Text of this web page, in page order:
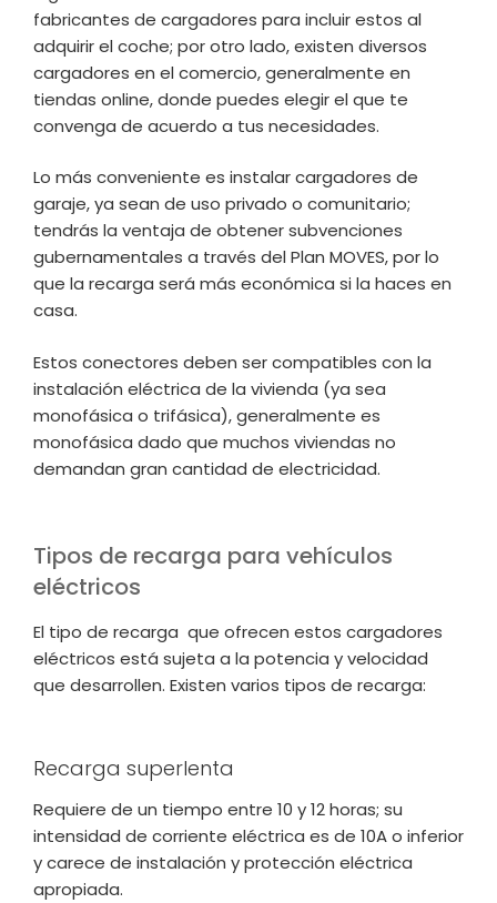
fabricantes de cargadores para incluir estos al
adquirir el coche; por otro lado, existen diversos
cargadores en el comercio, generalmente en
tiendas online, donde puedes elegir el que te
convenga de acuerdo a tus necesidades.
Lo más conveniente es instalar cargadores de
garaje, ya sean de uso privado o comunitario;
tendrás la ventaja de obtener subvenciones
gubernamentales a través del Plan MOVES, por lo
que la recarga será más económica si la haces en
casa.
Estos conectores deben ser compatibles con la
instalación eléctrica de la vivienda (ya sea
monofásica o trifásica), generalmente es
monofásica dado que muchos viviendas no
demandan gran cantidad de electricidad.
Tipos de recarga para vehículos
eléctricos
El tipo de recarga que ofrecen estos cargadores
eléctricos está sujeta a la potencia y velocidad
que desarrollen. Existen varios tipos de recarga:
Recarga superlenta
Requiere de un tiempo entre 10 y 12 horas; su
intensidad de corriente eléctrica es de 10A o inferior
y carece de instalación y protección eléctrica
apropiada.